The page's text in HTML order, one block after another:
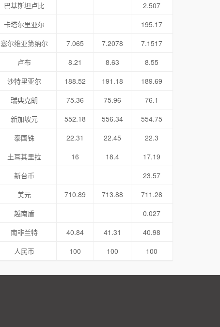
巴基斯坦卢比
2.507
卡塔尔里亚尔
195.17
塞尔维亚第纳尔
7.065 7.2078
7.1517
卢布
8.21 8.63
8.55
沙特里亚尔
188.52 191.18
189.69
瑞典克朗
75.36 75.96
76.1
新加坡元
552.18 556.34
554.75
泰国铢
22.31 22.45
22.3
土耳其里拉
16 18.4
17.19
新台币
23.57
美元
710.89 713.88
711.28
越南盾
0.027
南非兰特
40.84 41.31
40.98
人民币
100 100 100